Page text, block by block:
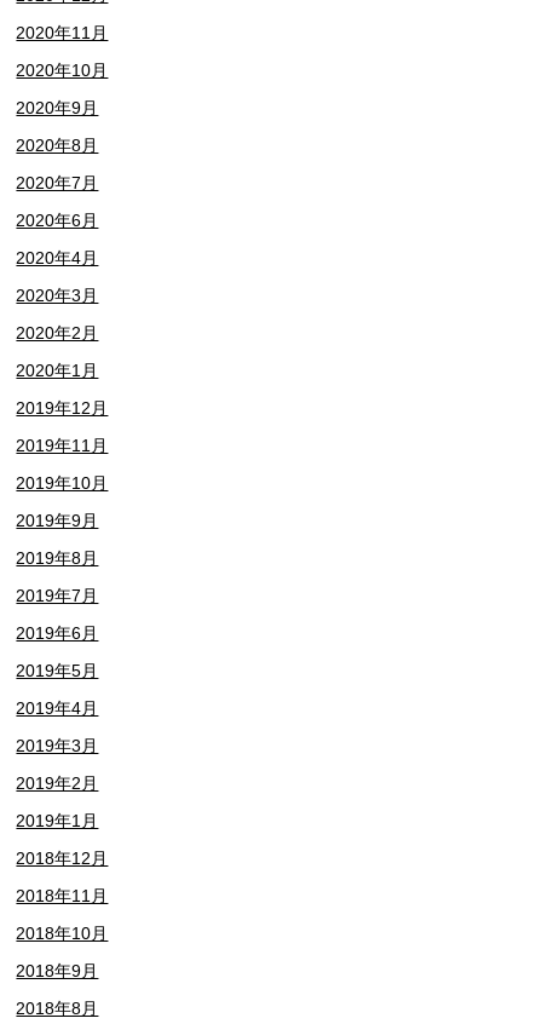
2020年11月
2020年10月
2020年9月
2020年8月
2020年7月
2020年6月
2020年4月
2020年3月
2020年2月
2020年1月
2019年12月
2019年11月
2019年10月
2019年9月
2019年8月
2019年7月
2019年6月
2019年5月
2019年4月
2019年3月
2019年2月
2019年1月
2018年12月
2018年11月
2018年10月
2018年9月
2018年8月